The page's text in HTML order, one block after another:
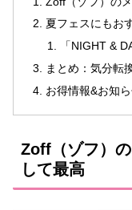
夏フェスにもお
「NIGHT &
まとめ：気分転
お得情報&お知
Zoff（ゾフ）
して最高